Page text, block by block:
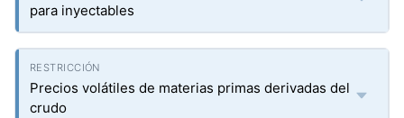
para inyectables
Precios volátiles de materias primas derivadas del
crudo